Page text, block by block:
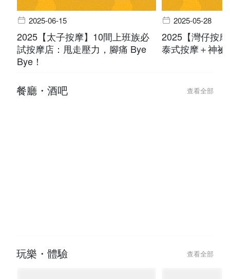
2025-06-15
2025【太子按摩】10間上班族必
試按摩店：甩走壓力，腳痛 Bye
Bye！
2025-05-28
2025【灣仔按
泰式按摩＋神
餐廳・酒吧 查看全部
玩樂・體驗 查看全部